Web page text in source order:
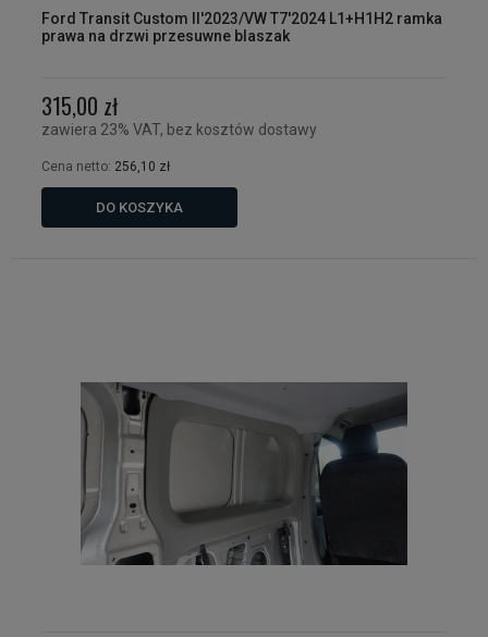
Ford Transit Custom II'2023/VW T7'2024 L1+H1H2 ramka
prawa na drzwi przesuwne blaszak
315,00 zł
zawiera 23% VAT, bez kosztów dostawy
Cena netto: 256,10 zł
DO KOSZYKA